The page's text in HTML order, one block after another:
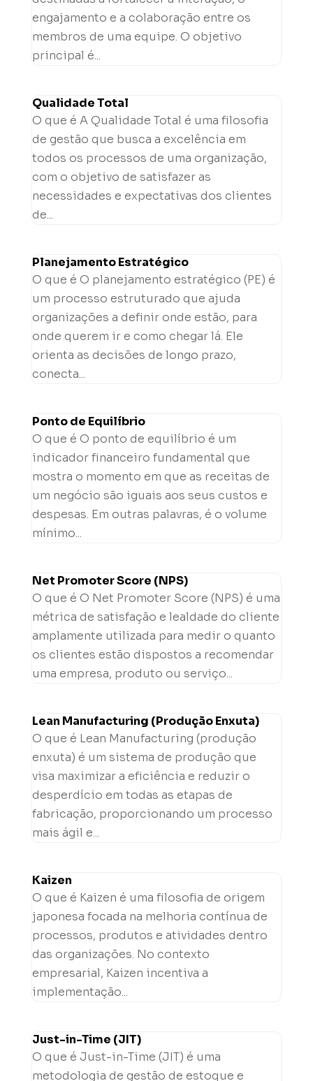
engajamento e a colaboração entre os
membros de uma equipe. O objetivo
principal é...
Qualidade Total
O que é A Qualidade Total é uma filosofia
de gestão que busca a excelência em
todos os processos de uma organização,
com o objetivo de satisfazer as
necessidades e expectativas dos clientes
de...
Planejamento Estratégico
O que é O planejamento estratégico (PE) é
um processo estruturado que ajuda
organizações a definir onde estão, para
onde querem ir e como chegar lá. Ele
orienta as decisões de longo prazo,
conecta...
Ponto de Equilíbrio
O que é O ponto de equilíbrio é um
indicador financeiro fundamental que
mostra o momento em que as receitas de
um negócio são iguais aos seus custos e
despesas. Em outras palavras, é o volume
mínimo...
Net Promoter Score (NPS)
O que é O Net Promoter Score (NPS) é uma
métrica de satisfação e lealdade do cliente
amplamente utilizada para medir o quanto
os clientes estão dispostos a recomendar
uma empresa, produto ou serviço...
Lean Manufacturing (Produção Enxuta)
O que é Lean Manufacturing (produção
enxuta) é um sistema de produção que
visa maximizar a eficiência e reduzir o
desperdício em todas as etapas de
fabricação, proporcionando um processo
mais ágil e...
Kaizen
O que é Kaizen é uma filosofia de origem
japonesa focada na melhoria contínua de
processos, produtos e atividades dentro
das organizações. No contexto
empresarial, Kaizen incentiva a
implementação...
Just-in-Time (JIT)
O que é Just-in-Time (JIT) é uma
metodologia de gestão de estoque e